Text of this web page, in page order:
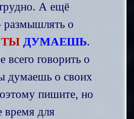
А ещё
о
ТЫ ДУМАЕШЬ.
всего говорить о
думаешь о своих
пишите, но
время для